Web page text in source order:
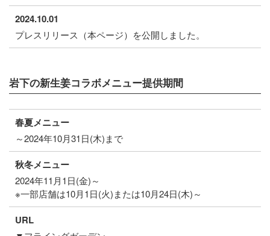
2024.10.01
プレスリリース（本ページ）を公開しました。
岩下の新生姜コラボメニュー提供期間
春夏メニュー
～2024年10月31日(木)まで
秋冬メニュー
2024年11月1日(金)～
※一部店舗は10月1日(火)または10月24日(木)～
URL